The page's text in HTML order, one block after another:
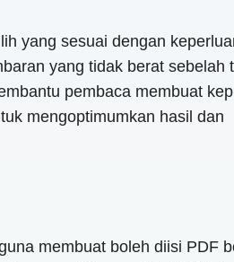
yang sesuai dengan
yang tidak berat sebelah
pembaca membuat
mengoptimumkan hasil dan
membuat boleh diisi PDF